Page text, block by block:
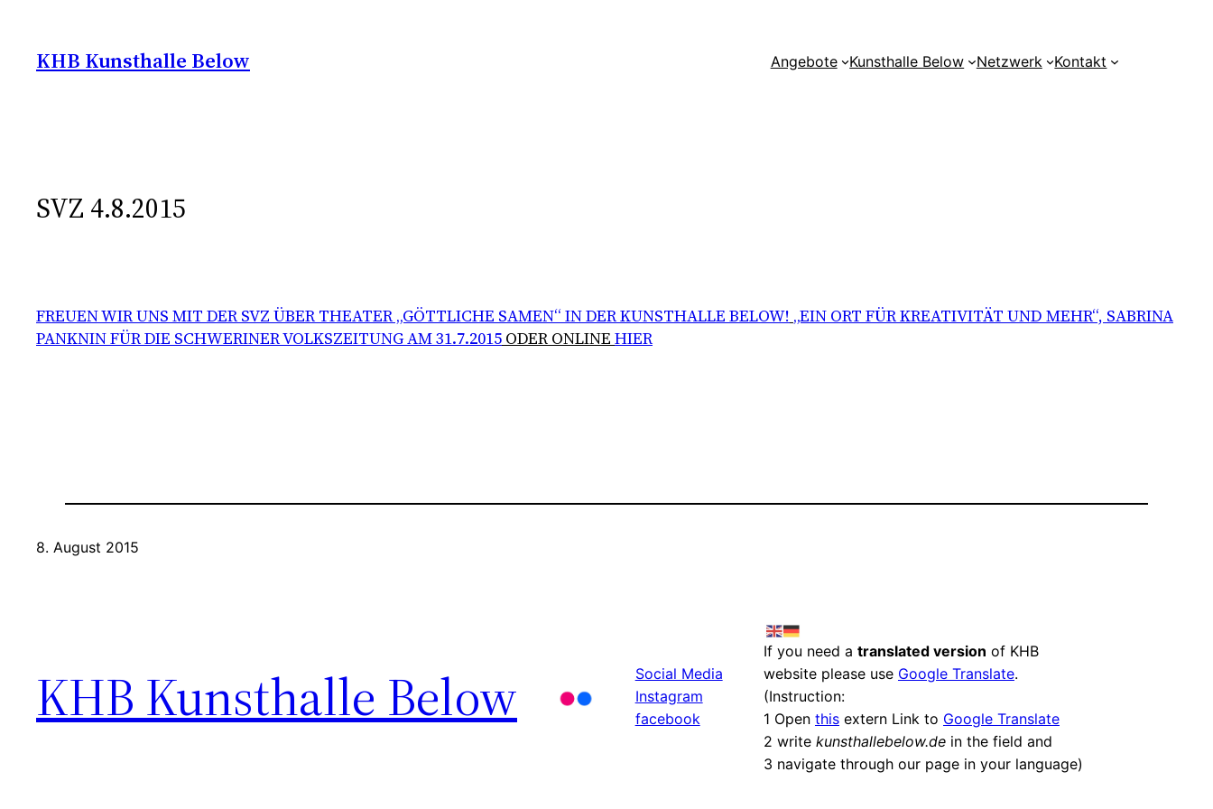
springen
KHB Kunsthalle Below Angebote Kunsthalle Below Netzwerk Kontakt
SVZ 4.8.2015
FREUEN WIR UNS MIT DER SVZ ÜBER THEATER „GÖTTLICHE SAMEN“ IN DER KUNSTHALLE BELOW! „EIN ORT FÜR KREATIVITÄT UND MEHR“, SABRINA
PANKNIN FÜR DIE SCHWERINER VOLKSZEITUNG AM 31.7.2015 ODER ONLINE HIER
8. August 2015
KHB Kunsthalle Below
Social Media
Instagram
facebook
If you need a translated version of KHB
website please use Google Translate.
(Instruction:
1 Open thisextern Link to Google Translate
2 write kunsthallebelow.dein the field and
3 navigate through our page in your language)